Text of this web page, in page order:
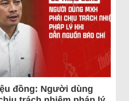
đồng: Người dùng